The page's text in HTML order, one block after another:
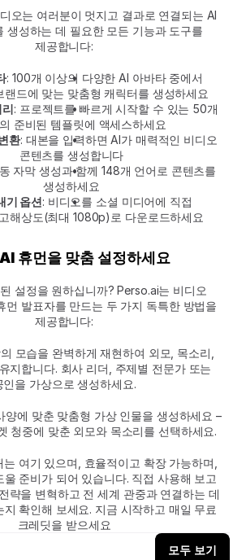
오는 여러분이 멋지고 결과로 연결되는 AI
생성하는 데 필요한 모든 기능과 도구를
제공합니다:
: 100개 이상의 다양한 AI 아바타 중에서
랜드에 맞는 맞춤형 캐릭터를 생성하세요
: 프로젝트를 빠르게 시작할 수 있는 50개
준비된 템플릿에 액세스하세요
환: 대본을 입력하면 AI가 매력적인 비디오
콘텐츠를 생성합니다
자막 생성과 함께 148개 언어로 콘텐츠를
생성하세요
기 옵션: 비디오를 소셜 미디어에 직접
해상도(최대 1080p)로 다운로드하세요
휴먼을 맞춤 설정하세요
설정을 원하십니까? Perso.ai는 비디오
먼 발표자를 만드는 두 가지 독특한 방법을
제공합니다:
모습을 완벽하게 재현하여 외모, 목소리,
지합니다. 회사 리더, 주제별 전문가 또는
인을 가상으로 생성하세요.
양에 맞춘 맞춤형 가상 인물을 생성하세요 –
청중에 맞춘 외모와 목소리를 선택하세요.
여기 있으며, 효율적이고 확장 가능하며,
준비가 되어 있습니다. 직접 사용해 보고
략을 변혁하고 전 세계 관중과 연결하는 데
확인해 보세요. 지금 시작하고 매일 무료
크레딧을 받으세요
모두 보기